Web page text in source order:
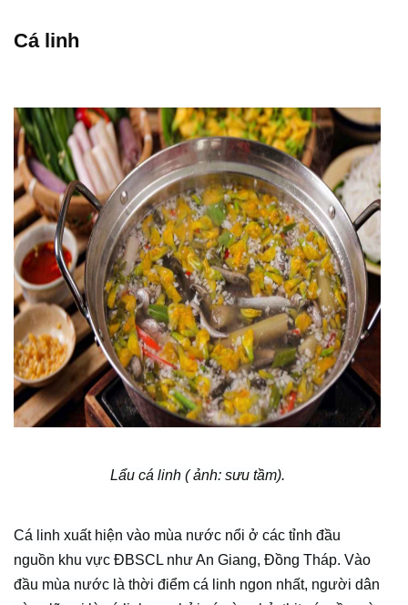
Cá linh
Lẩu cá linh ( ảnh: sưu tầm).
Cá linh xuất hiện vào mùa nước nổi ở các tỉnh đầu
nguồn khu vực ĐBSCL như An Giang, Đồng Tháp. Vào
đầu mùa nước là thời điểm cá linh ngon nhất, người dân